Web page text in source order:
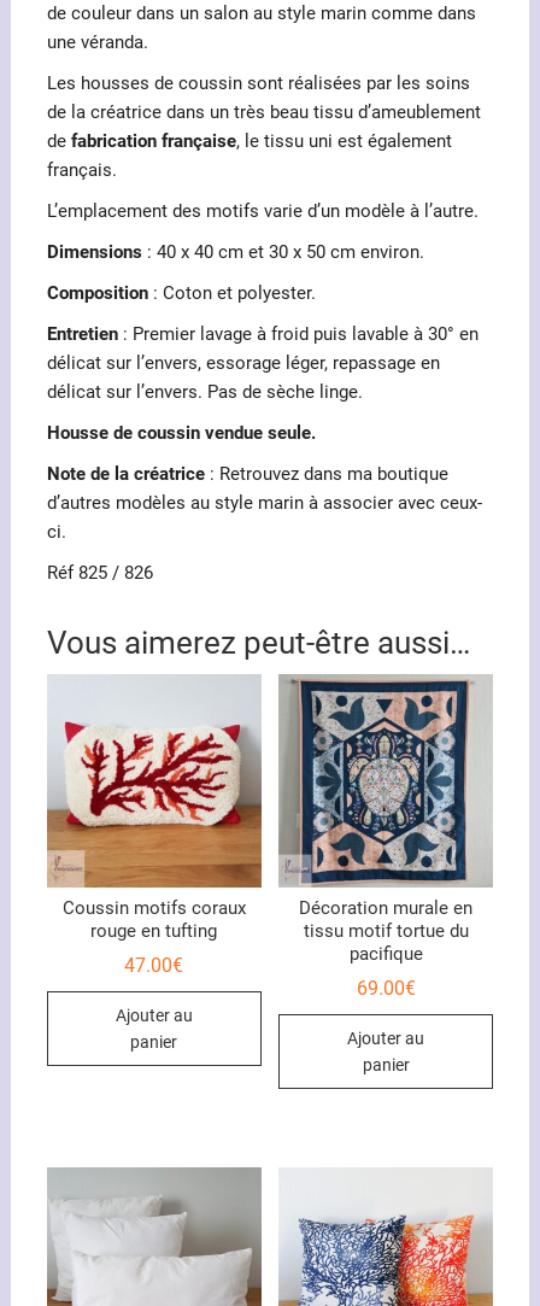
de couleur dans un salon au style marin comme dans
une véranda.
Les housses de coussin sont réalisées par les soins
de la créatrice dans un très beau tissu d’ameublement
defabrication française, le tissu uni est également
français.
L’emplacement des motifs varie d’un modèle à l’autre.
Dimensions: 40 x 40 cm et 30 x 50 cm environ.
Composition: Coton et polyester.
Entretien: Premier lavage à froid puis lavable à 30° en
délicat sur l’envers, essorage léger, repassage en
délicat sur l’envers. Pas de sèche linge.
Housse de coussin vendue seule.
Note de la créatrice: Retrouvez dans ma boutique
d’autres modèles au style marin à associer avec ceux-
ci.
Réf 825 / 826
Vous aimerez peut-être aussi…
Coussin motifs coraux
rouge en tufting
47.00€
Ajouter au
panier
Décoration murale en
tissu motif tortue du
pacifique
69.00€
Ajouter au
panier